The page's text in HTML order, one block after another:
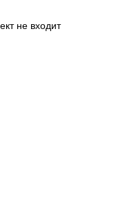
не входит